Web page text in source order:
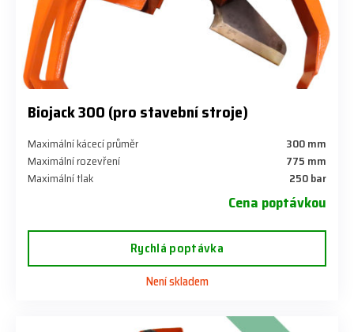
Biojack 300 (pro stavební stroje)
Maximální kácecí průměr
300 mm
Maximální rozevření
775 mm
Maximální tlak
250 bar
Cena poptávkou
Rychlá poptávka
Není skladem